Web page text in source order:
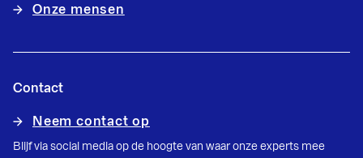
Onze mensen
Contact
Neem contact op
Blijf via social media op de hoogte van waar onze experts mee